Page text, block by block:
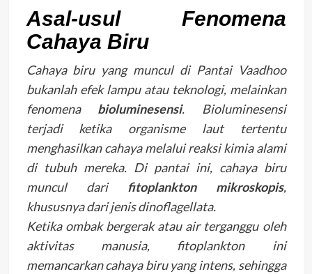
Asal-usul Fenomena
Cahaya Biru
Cahaya biru yang muncul di Pantai Vaadhoo
bukanlah efek lampu atau teknologi, melainkan
fenomena bioluminesensi. Bioluminesensi
terjadi ketika organisme laut tertentu
menghasilkan cahaya melalui reaksi kimia alami
di tubuh mereka. Di pantai ini, cahaya biru
muncul dari
fitoplankton mikroskopis,
khususnya dari jenis dinoflagellata.
Ketika ombak bergerak atau air terganggu oleh
aktivitas manusia, fitoplankton ini
memancarkan cahaya biru yang intens, sehingga